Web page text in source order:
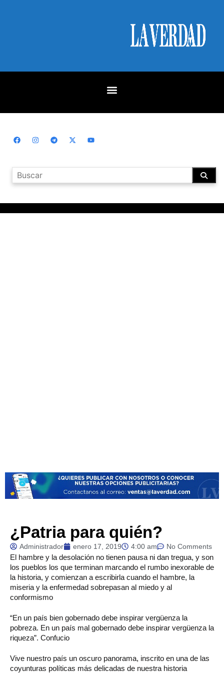
¿Patria para quién?
Administrador enero 17, 2019 4:00 am No Comments
El hambre y la desolación no tienen pausa ni dan tregua, y son
los pueblos los que terminan marcando el rumbo inexorable de
la historia, y comienzan a escribirla cuando el hambre, la
miseria y la enfermedad sobrepasan al miedo y al
conformismo
“En un país bien gobernado debe inspirar vergüenza la
pobreza. En un país mal gobernado debe inspirar vergüenza la
riqueza”. Confucio
Vive nuestro país un oscuro panorama, inscrito en una de las
coyunturas políticas más delicadas de nuestra historia